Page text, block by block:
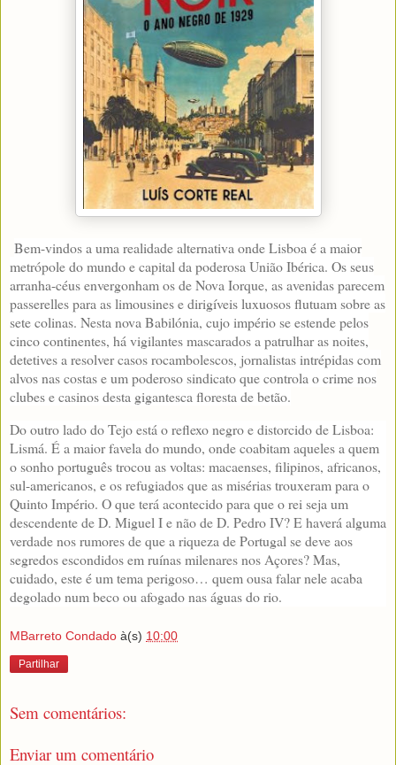
Bem-vindos a uma realidade alternativa onde Lisboa é a maior
metrópole do mundo e capital da poderosa União Ibérica. Os seus
arranha-céus envergonham os de Nova Iorque, as avenidas parecem
passerelles para as limousines e dirigíveis luxuosos flutuam sobre as
sete colinas. Nesta nova Babilónia, cujo império se estende pelos
cinco continentes, há vigilantes mascarados a patrulhar as noites,
detetives a resolver casos rocambolescos, jornalistas intrépidas com
alvos nas costas e um poderoso sindicato que controla o crime nos
clubes e casinos desta gigantesca floresta de betão.
Do outro lado do Tejo está o reflexo negro e distorcido de Lisboa:
Lismá. É a maior favela do mundo, onde coabitam aqueles a quem
o sonho português trocou as voltas: macaenses, filipinos, africanos,
sul-americanos, e os refugiados que as misérias trouxeram para o
Quinto Império. O que terá acontecido para que o rei seja um
descendente de D. Miguel I e não de D. Pedro IV? E haverá alguma
verdade nos rumores de que a riqueza de Portugal se deve aos
segredos escondidos em ruínas milenares nos Açores? Mas,
cuidado, este é um tema perigoso… quem ousa falar nele acaba
degolado num beco ou afogado nas águas do rio.
MBarreto Condado à(s) 10:00
Partilhar
Sem comentários:
Enviar um comentário